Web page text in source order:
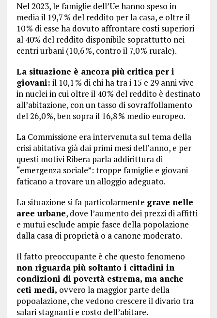
Nel 2023, le famiglie dell’Ue hanno speso in
media il 19,7 % del reddito per la casa, e oltre il
10 % di esse ha dovuto affrontare costi superiori
al 40% del reddito disponibile soprattutto nei
centri urbani (10,6 %, contro il 7,0 % rurale).
La situazione è ancora più critica per i
giovani: il 10,1 % di chi ha tra i 15 e 29 anni vive
in nuclei in cui oltre il 40 % del reddito è destinato
all’abitazione, con un tasso di sovraffollamento
del 26,0 %, ben sopra il 16,8 % medio europeo.
La Commissione era intervenuta sul tema della
crisi abitativa già dai primi mesi dell’anno, e per
questi motivi Ribera parla addirittura di
“emergenza sociale”: troppe famiglie e giovani
faticano a trovare un alloggio adeguato.
La situazione si fa particolarmente grave nelle
aree urbane, dove l’aumento dei prezzi di affitti
e mutui esclude ampie fasce della popolazione
dalla casa di proprietà o a canone moderato.
Il fatto preoccupante è che questo fenomeno
non riguarda più soltanto i cittadini in
condizioni di povertà estrema, ma anche
ceti medi, ovvero la maggior parte della
popoalazione, che vedono crescere il divario tra
salari stagnanti e costo dell’abitare.